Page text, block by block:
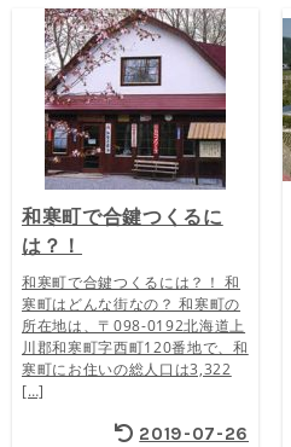
和寒町で合鍵つくるに
は？！
和寒町で合鍵つくるには？！ 和
寒町はどんな街なの？ 和寒町の
所在地は、〒098-0192北海道上
川郡和寒町字西町120番地で、和
寒町にお住いの総人口は3,322
[…]
2019-07-26